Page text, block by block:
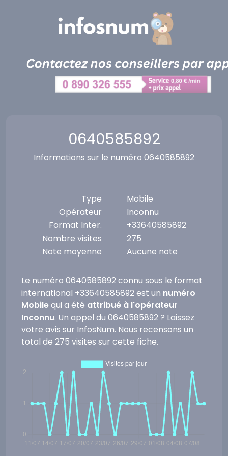
0640585892
Informations sur le numéro 0640585892
Type
Mobile
Opérateur
Inconnu
Format Inter.
+33640585892
Nombre visites
275
Note moyenne
Aucune note
Le numéro 0640585892 connu sous le format
international +33640585892 est un numéro
Mobilequi a été attribué à l'opérateur
Inconnu. Un appel du 0640585892 ? Laissez
votre avis sur InfosNum. Nous recensons un
total de 275 visites sur cette fiche.